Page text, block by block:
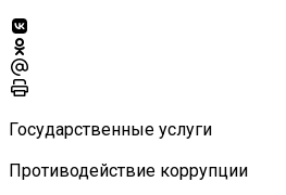
Государственные услуги
Противодействие коррупции